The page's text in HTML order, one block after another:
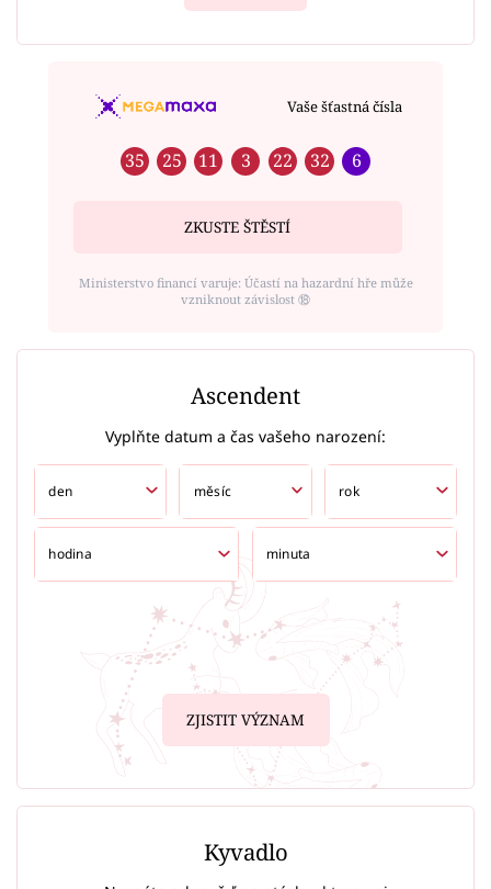
Vaše šťastná čísla
35 25 11 3 22 32 6
ZKUSTE ŠTĚSTÍ
Ministerstvo financí varuje: Účastí na hazardní hře může
vzniknout závislost ⑱
Ascendent
Vyplňte datum a čas vašeho narození:
ZJISTIT VÝZNAM
Kyvadlo